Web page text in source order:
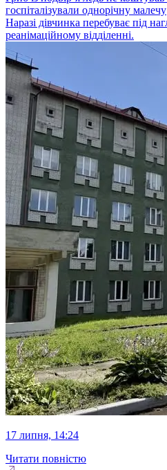
госпіталізували однорічну малечу
Наразі дівчинка перебуває під
реанімаційному відділенні.
17 липня, 14:24
Читати повністю